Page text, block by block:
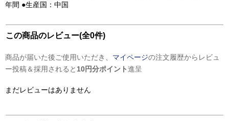
年間 ●生産国：中国
この商品のレビュー(全0件)
商品が届いた後ご使用いただき、 マイページの注文履歴からレビュ
ー投稿＆採用されると 10円分ポイント進呈
まだレビューはありません